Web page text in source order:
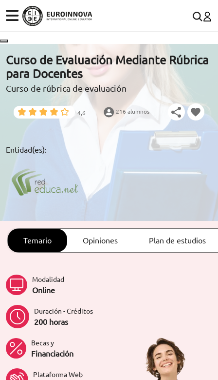
ÁREAS
ESTUDIOS
CONOCE EUROINNOVA
BECAS Y FINANCIACIÓN
RECURSOS EDUCATIVOS
ARTÍCULOS
(+34)958 050 200 (gratuito en España)
900 831 200
formacion@euroinnova.com
TRABAJA CON NOSOTROS
Curso de Evaluación Mediante Rúbrica
para Docentes
Curso de rúbrica de evaluación
4,6 216 alumnos
Entidad(es):
Temario Opiniones Plan de estudios
Modalidad
Online
Duración - Créditos
200 horas
Becas y
Financiación
Plataforma Web